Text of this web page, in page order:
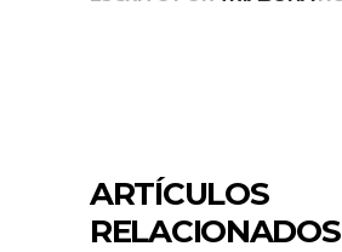
ARTÍCULOS
RELACIONADOS